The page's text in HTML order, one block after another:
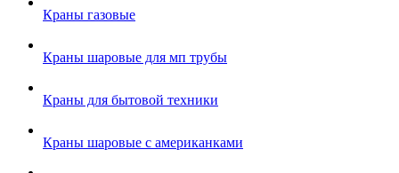
Краны газовые
Краны шаровые для мп трубы
Краны для бытовой техники
Краны шаровые с американками